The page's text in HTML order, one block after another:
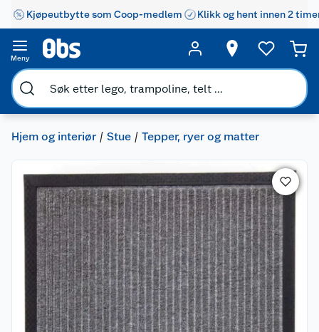
Kjøpeutbytte som Coop-medlem Klikk og hent innen 2
Meny
Hjem og interiør Stue Tepper, ryer og matter